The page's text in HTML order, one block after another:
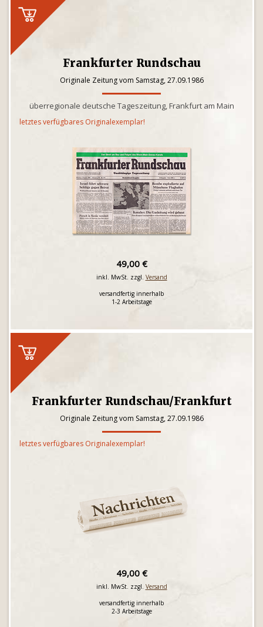
Frankfurter Rundschau
Originale Zeitung vom Samstag, 27.09.1986
überregionale deutsche Tageszeitung, Frankfurt am Main
letztes verfügbares Originalexemplar!
49,00 €
inkl. MwSt. zzgl. Versand
versandfertig innerhalb
1-2 Arbeitstage
Frankfurter Rundschau/Frankfurt
Originale Zeitung vom Samstag, 27.09.1986
letztes verfügbares Originalexemplar!
49,00 €
inkl. MwSt. zzgl. Versand
versandfertig innerhalb
2-3 Arbeitstage